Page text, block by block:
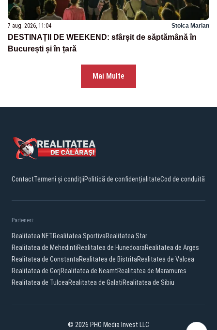
7 aug. 2026, 11:04 Stoica Marian
DESTINAȚII DE WEEKEND: sfârșit de săptămână în
București și în țară
Mai Multe
ContactTermeni și condițiiPolitică de confidențialitateCod de conduită
Parteneri:
Realitatea.NETRealitatea SportivaRealitatea Star
Realitatea de MehedintiRealitatea de HunedoaraRealitatea de Arges
Realitatea de ConstantaRealitatea de BistritaRealitatea de Valcea
Realitatea de GorjRealitatea de NeamtRealitatea de Maramures
Realitatea de TulceaRealitatea de GalatiRealitatea de Sibiu
© 2026 PHG Media Invest LLC